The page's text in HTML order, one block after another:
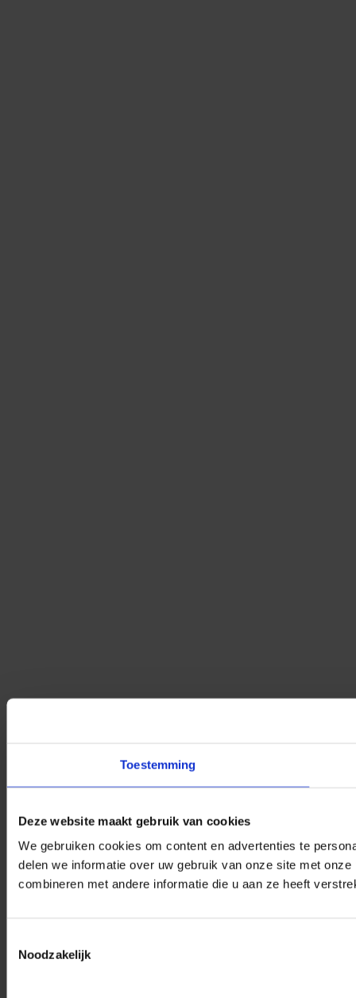
Toestemming
Deze website maakt gebruik van cookies
We gebruiken cookies om content en advertenties te
delen we informatie over uw gebruik van onze site met
combineren met andere informatie die u aan ze heeft
Noodzakelijk